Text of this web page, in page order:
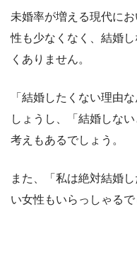
未婚率が増える現代に
性も少なくなく、結婚
くありません。
「結婚したくない理由
しょうし、「結婚しな
考えもあるでしょう。
また、「私は絶対結婚
い女性もいらっしゃるで